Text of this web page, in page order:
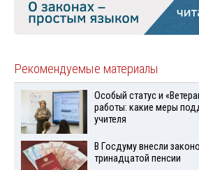
Рекомендуемые материалы
Особый статус и
работы: какие меры
учителя
В Госдуму внесли
тринадцатой пенсии